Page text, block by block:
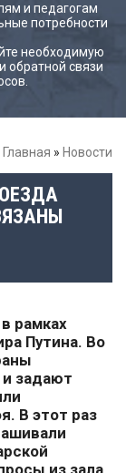
и педагогам
потребности
необходимую
связи
Главная » Новости
рамках
Путина. Во
задают
В этот раз
из зала